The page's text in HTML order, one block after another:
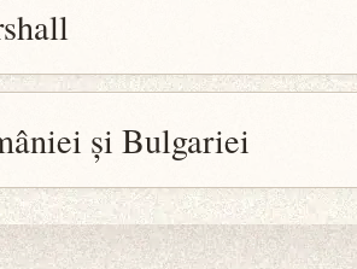
și Bulgariei